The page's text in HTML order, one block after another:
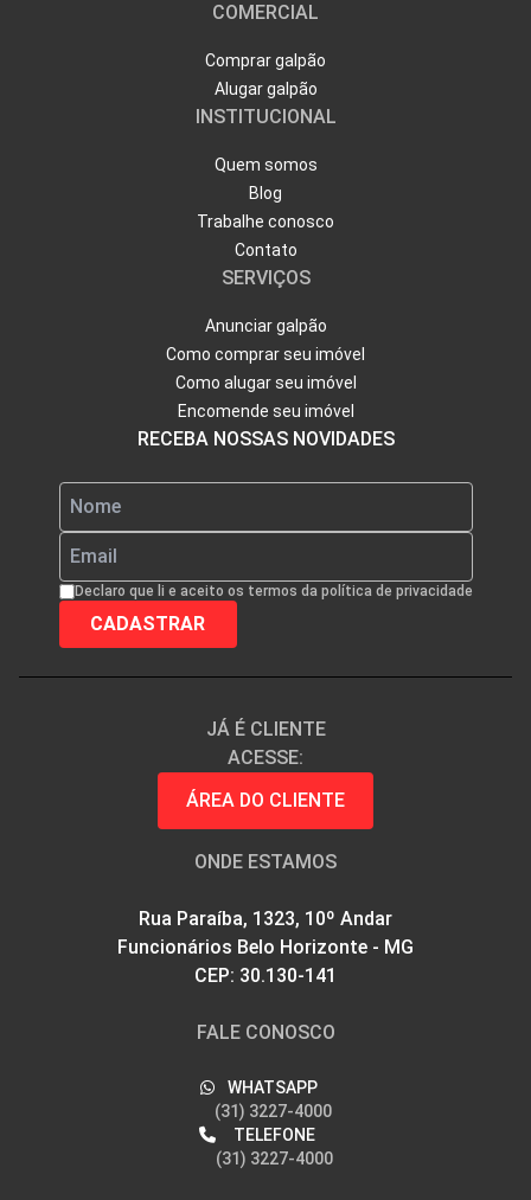
COMERCIAL
Comprar galpão
Alugar galpão
INSTITUCIONAL
Quem somos
Blog
Trabalhe conosco
Contato
SERVIÇOS
Anunciar galpão
Como comprar seu imóvel
Como alugar seu imóvel
Encomende seu imóvel
RECEBA NOSSAS NOVIDADES
Declaro que li e aceito os termos da política de privacidade
JÁ É CLIENTE
ACESSE:
ÁREA DO CLIENTE
ONDE ESTAMOS
Rua Paraíba, 1323, 10º Andar
Funcionários Belo Horizonte - MG
CEP: 30.130-141
FALE CONOSCO
WHATSAPP
(31) 3227-4000
TELEFONE
(31) 3227-4000